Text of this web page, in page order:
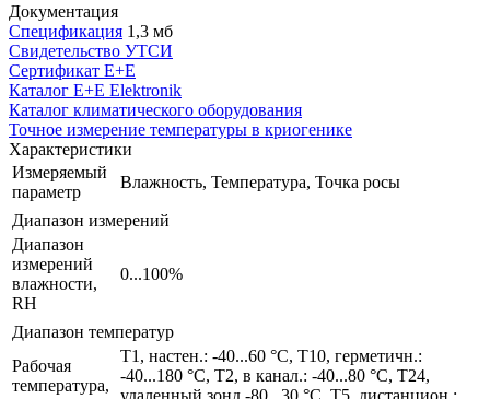
Документация
Спецификация 1,3 мб
Свидетельство УТСИ
Сертификат E+E
Каталог E+E Elektronik
Каталог климатического оборудования
Точное измерение температуры в криогенике
Характеристики
Измеряемый
параметр
Влажность, Температура, Точка росы
Диапазон измерений
Диапазон
измерений
влажности,
RH
0...100%
Диапазон температур
Рабочая
температура,
T1, настен.: -40...60 °C, T10, герметичн.:
-40...180 °C, T2, в канал.: -40...80 °C, T24,
удаленный зонд -80...30 °C, T5, дистанцион.: